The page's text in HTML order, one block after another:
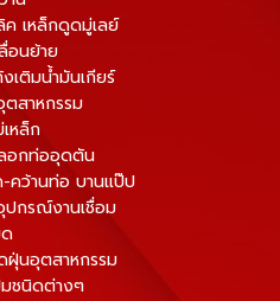
ค เหล็กดูดมู่เลย์
อนย้าย
เติมน้ำมันเกียร์
สาหกรรม
หล็ก
ลอกท่ออุดตัน
คว้านท่อ บานแป๊ป
ปกรณ์งานเชื่อม
ฝุ่นอุตสาหกรรม
ชนิดต่างๆ